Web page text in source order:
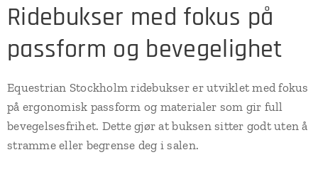
Ridebukser med fokus på
passform og bevegelighet
Equestrian Stockholm ridebukser er utviklet med fokus
på ergonomisk passform og materialer som gir full
bevegelsesfrihet. Dette gjør at buksen sitter godt uten å
stramme eller begrense deg i salen.